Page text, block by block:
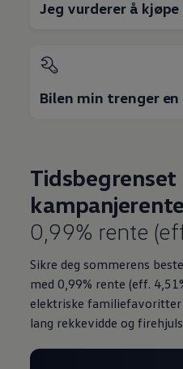
Jeg vurderer å
Bilen min trenger en
Tidsbegrenset
0,99% rente
Sikre deg sommerens
med 0,99% rente (eff.
elektriske familiefavoritter
lang rekkevidde og